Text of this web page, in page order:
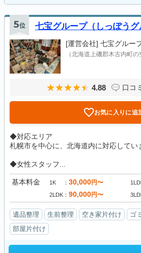
5位 七宝グループ（しっぽうグ
[運営会社] 七宝グルー
（北海道上磯郡木古内町の
4.88 口コ
お気に入りに追
◆対応エリア
札幌市を中心に、北海道内に対応してい
◆女性スタッフ...
基本料金 1K 30,000円〜
2LDK 90,000円〜
遺品整理 生前整理 空き家片付け
ゴ
部屋片付け